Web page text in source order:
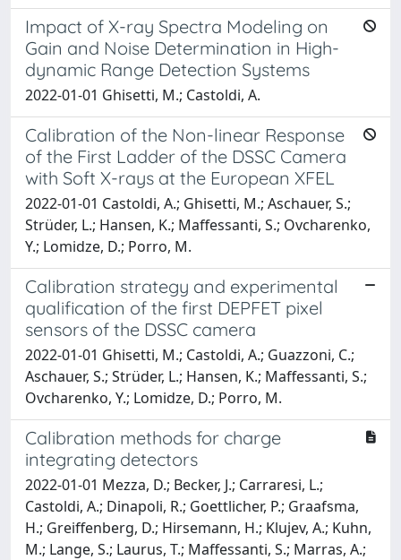
Impact of X-ray Spectra Modeling on
Gain and Noise Determination in High-
dynamic Range Detection Systems
2022-01-01 Ghisetti, M.; Castoldi, A.
Calibration of the Non-linear Response
of the First Ladder of the DSSC Camera
with Soft X-rays at the European XFEL
2022-01-01 Castoldi, A.; Ghisetti, M.; Aschauer, S.;
Strüder, L.; Hansen, K.; Maffessanti, S.; Ovcharenko,
Y.; Lomidze, D.; Porro, M.
Calibration strategy and experimental
qualification of the first DEPFET pixel
sensors of the DSSC camera
2022-01-01 Ghisetti, M.; Castoldi, A.; Guazzoni, C.;
Aschauer, S.; Strüder, L.; Hansen, K.; Maffessanti, S.;
Ovcharenko, Y.; Lomidze, D.; Porro, M.
Calibration methods for charge
integrating detectors
2022-01-01 Mezza, D.; Becker, J.; Carraresi, L.;
Castoldi, A.; Dinapoli, R.; Goettlicher, P.; Graafsma,
H.; Greiffenberg, D.; Hirsemann, H.; Klujev, A.; Kuhn,
M.; Lange, S.; Laurus, T.; Maffessanti, S.; Marras, A.;